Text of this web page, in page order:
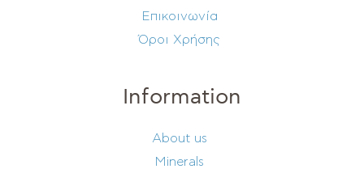
Επικοινωνία
Όροι Χρήσης
Information
About us
Minerals